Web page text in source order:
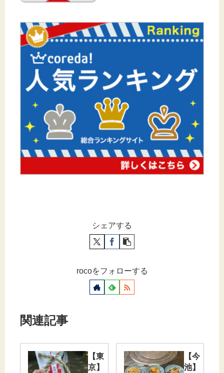
シェアする
rocoをフォローする
関連記事
【東
京】
【今
池】